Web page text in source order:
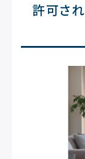
許可さ